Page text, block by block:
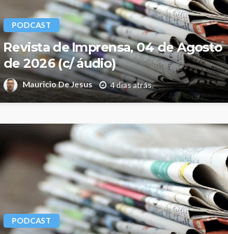
PODCAST
Revista de Imprensa, 04 de Agosto
de 2026 (c/ áudio)
Mauricio De Jesus 4 dias atrás
PODCAST